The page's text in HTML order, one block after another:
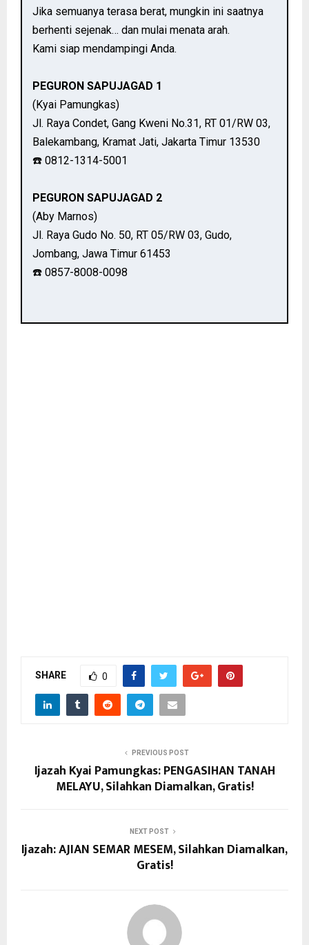
Jika semuanya terasa berat, mungkin ini saatnya
berhenti sejenak… dan mulai menata arah.
Kami siap mendampingi Anda.
PEGURON SAPUJAGAD 1
(Kyai Pamungkas)
Jl. Raya Condet, Gang Kweni No.31, RT 01/RW 03,
Balekambang, Kramat Jati, Jakarta Timur 13530
☎️ 0812-1314-5001
PEGURON SAPUJAGAD 2
(Aby Marnos)
Jl. Raya Gudo No. 50, RT 05/RW 03, Gudo,
Jombang, Jawa Timur 61453
☎️ 0857-8008-0098
SHARE 0
PREVIOUS POST
Ijazah Kyai Pamungkas: PENGASIHAN TANAH
MELAYU, Silahkan Diamalkan, Gratis!
NEXT POST
Ijazah: AJIAN SEMAR MESEM, Silahkan Diamalkan,
Gratis!